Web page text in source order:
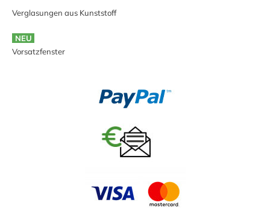
Verglasungen aus Kunststoff
NEU
Vorsatzfenster